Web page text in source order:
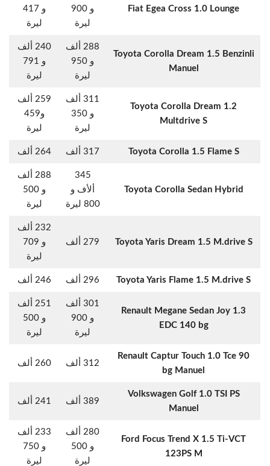
Fiat Egea Cross 1.0 Lounge
و 900
ليرة
و 417
ليرة
Toyota Corolla Dream 1.5 Benzinli
Manuel
288 ألف
و 950
ليرة
240 ألف
و 791
ليرة
Toyota Corolla Dream 1.2
Multdrive S
311 ألف
و 350
ليرة
259 ألف
و459
ليرة
Toyota Corolla 1.5 Flame S 317 ألف 264 ألف
Toyota Corolla Sedan Hybrid
345
ألأف و
800 ليرة
288 ألف
و 500
ليرة
Toyota Yaris Dream 1.5 M.drive S 279 ألف
232 ألف
و 709
ليرة
Toyota Yaris Flame 1.5 M.drive S 296 ألف 246 ألف
Renault Megane Sedan Joy 1.3
EDC 140 bg
301 ألف
و 900
ليرة
251 ألف
و 500
ليرة
Renault Captur Touch 1.0 Tce 90
bg Manuel
312 ألف 260 ألف
Volkswagen Golf 1.0 TSI PS
Manuel
389 ألف 241 ألف
Ford Focus Trend X 1.5 Ti-VCT
123PS M
280 ألف
و 500
ليرة
233 ألف
و 750
ليرة